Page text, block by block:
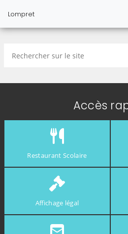
Lompret
Accès
Restaurant Scolaire
Affichage légal